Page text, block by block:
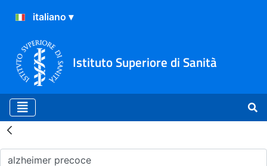
Istituto Superiore di Sanità
Risultati della Ricerca -